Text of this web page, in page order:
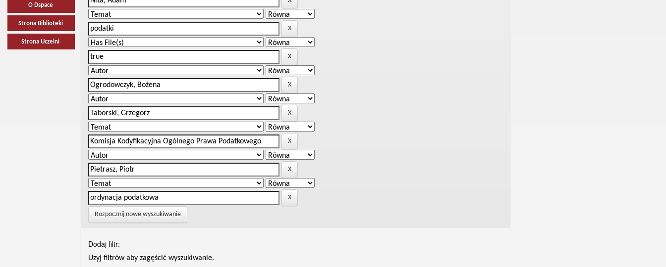
O Dspace
Strona Biblioteki
Strona Uczelni
Rozpocznij nowe wyszukiwanie
Dodaj filtr:
Uzyj filtrów aby zagęścić wyszukiwanie.